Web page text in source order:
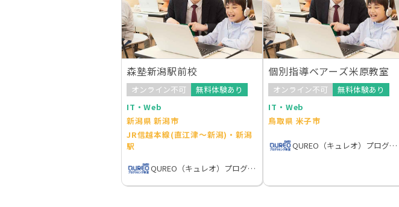
森塾新潟駅前校
オンライン不可
無料体験あり
IT・Web
新潟県 新潟市
JR信越本線(直江津～新潟)・新潟
駅
QUREO（キュレオ）プログラミング教室
個別指導ベアーズ米原教室
オンライン不可
無料体験あり
IT・Web
鳥取県 米子市
QUREO（キュレオ）プログラミング教室